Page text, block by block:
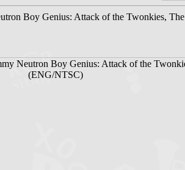
Boy Genius: Attack of the Twonkies, The